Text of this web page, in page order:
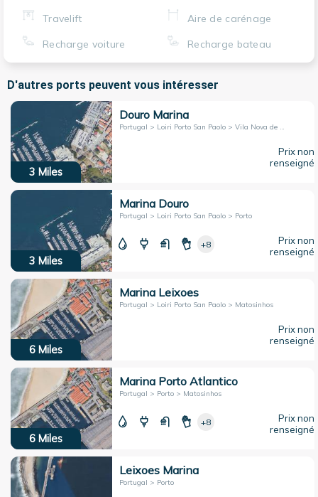
Travelift
Aire de carénage
Recharge voiture
Recharge bateau
D'autres ports peuvent vous intéresser
3 Miles
Douro Marina
Portugal > Loiri Porto San Paolo > Vila Nova de Gaia
Prix non
renseigné
3 Miles
Marina Douro
Portugal > Loiri Porto San Paolo > Porto
+8
Prix non
renseigné
6 Miles
Marina Leixoes
Portugal > Loiri Porto San Paolo > Matosinhos
Prix non
renseigné
6 Miles
Marina Porto Atlantico
Portugal > Porto > Matosinhos
+8
Prix non
renseigné
Leixoes Marina
Portugal > Porto